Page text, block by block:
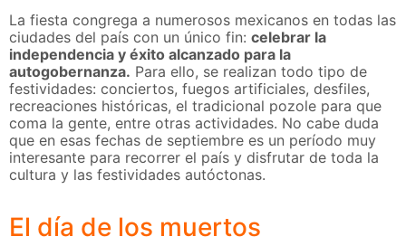
La fiesta congrega a numerosos mexicanos en todas las
ciudades del país con un único fin: celebrar la
independencia y éxito alcanzado para la
autogobernanza. Para ello, se realizan todo tipo de
festividades: conciertos, fuegos artificiales, desfiles,
recreaciones históricas, el tradicional pozole para que
coma la gente, entre otras actividades. No cabe duda
que en esas fechas de septiembre es un período muy
interesante para recorrer el país y disfrutar de toda la
cultura y las festividades autóctonas.
El día de los muertos